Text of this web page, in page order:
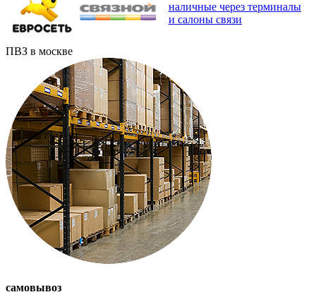
наличные через терминалы
и салоны связи
ПВЗ в москве
самовывоз